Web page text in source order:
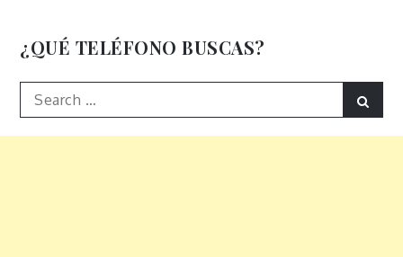
¿QUÉ TELÉFONO BUSCAS?
Search
for: